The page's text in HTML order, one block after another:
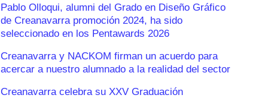
Pablo Olloqui, alumni del Grado en Diseño Gráfico
de Creanavarra promoción 2024, ha sido
seleccionado en los Pentawards 2026
Creanavarra y NACKOM firman un acuerdo para
acercar a nuestro alumnado a la realidad del sector
Creanavarra celebra su XXV Graduación